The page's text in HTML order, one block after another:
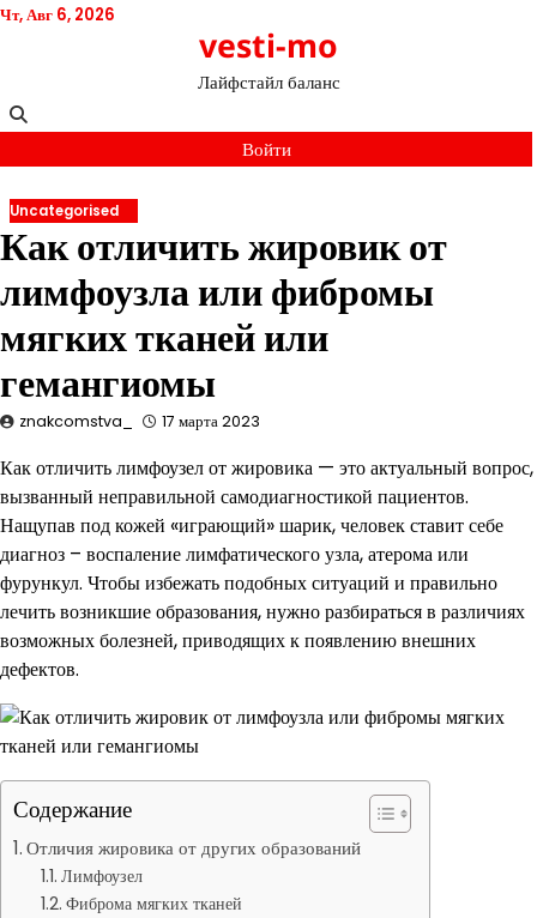
Перейти
Чт, Авг 6, 2026
vesti-mo
Лайфстайл баланс
Войти
Uncategorised
Как отличить жировик от
лимфоузла или фибромы
мягких тканей или
гемангиомы
znakcomstva_ 17 марта 2023
Как отличить лимфоузел от жировика — это актуальный вопрос,
вызванный неправильной самодиагностикой пациентов.
Нащупав под кожей «играющий» шарик, человек ставит себе
диагноз – воспаление лимфатического узла, атерома или
фурункул. Чтобы избежать подобных ситуаций и правильно
лечить возникшие образования, нужно разбираться в различиях
возможных болезней, приводящих к появлению внешних
дефектов.
Содержание
Отличия жировика от других образований
Лимфоузел
Фиброма мягких тканей